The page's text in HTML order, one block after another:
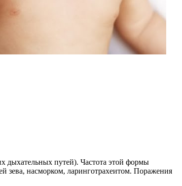
дыхательных путей). Частота этой формы
зева, насморком, ларинготрахеитом. Поражения